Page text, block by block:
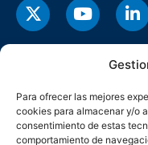
Para ofrecer las mejores
cookies para almacenar y/o
consentimiento de estas
comportamiento de